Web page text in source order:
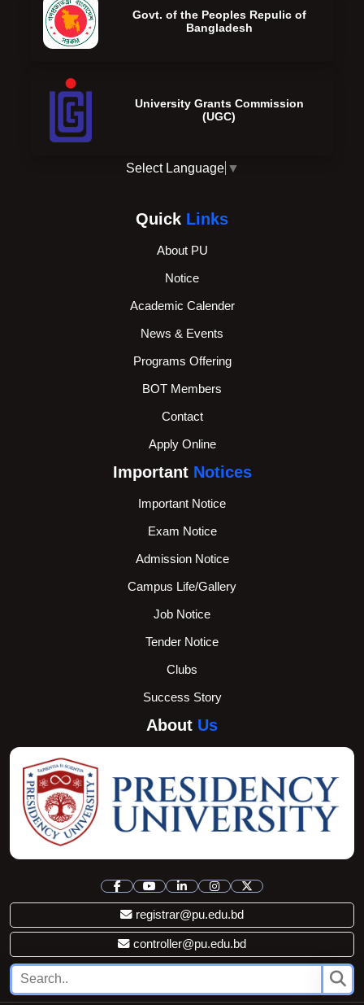
Govt. of the Peoples Repulic of
Bangladesh
University Grants Commission
(UGC)
Select Language ▼
Quick Links
About PU
Notice
Academic Calender
News & Events
Programs Offering
BOT Members
Contact
Apply Online
Important Notices
Important Notice
Exam Notice
Admission Notice
Campus Life/Gallery
Job Notice
Tender Notice
Clubs
Success Story
About Us
registrar@pu.edu.bd
controller@pu.edu.bd